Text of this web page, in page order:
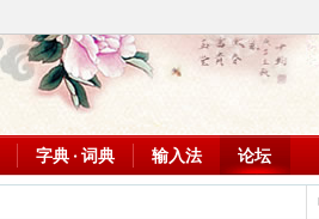
字典 · 词典 输入法 论坛